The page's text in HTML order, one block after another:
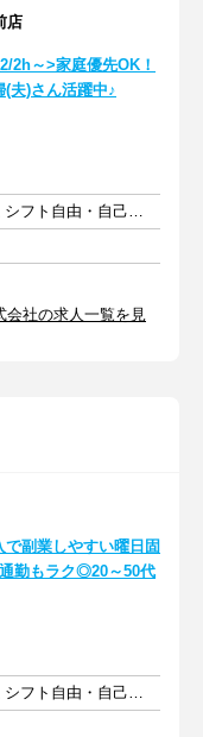
店
2h～>家庭優先OK！
夫)さん活躍中♪
週2日以上 1日2時間以上 シフト自由・自己申告
会社の求人一覧を見
で副業しやすい曜日固
勤もラク◎20～50代
週1日以上 1日4時間以上 シフト自由・自己申告